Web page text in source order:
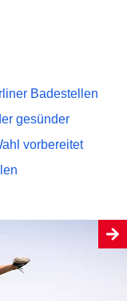
Badestellen
gesünder
vorbereitet